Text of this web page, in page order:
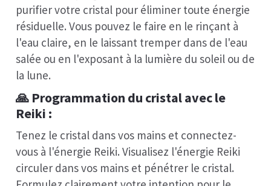
purifier votre cristal pour éliminer toute énergie
résiduelle. Vous pouvez le faire en le rinçant à
l'eau claire, en le laissant tremper dans de l'eau
salée ou en l'exposant à la lumière du soleil ou de
la lune.
🙏 Programmation du cristal avec le
Reiki :
Tenez le cristal dans vos mains et connectez-
vous à l'énergie Reiki. Visualisez l'énergie Reiki
circuler dans vos mains et pénétrer le cristal.